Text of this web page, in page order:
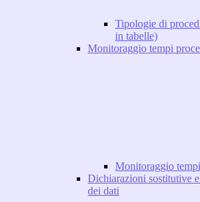
Tipologie di
in tabelle)
Monitoraggio tempi
Monitoraggio
Dichiarazioni sostitutive
dei dati